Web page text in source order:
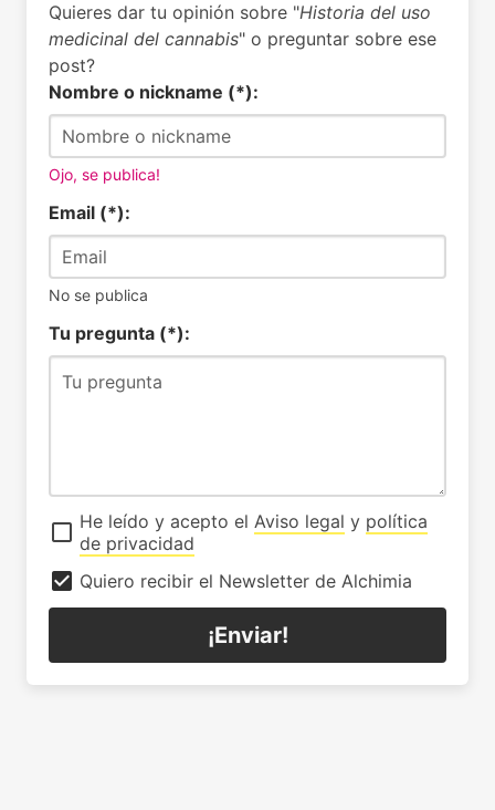
Quieres dar tu opinión sobre "Historia del uso
medicinal del cannabis" o preguntar sobre ese
post?
Nombre o nickname (*):
Ojo, se publica!
Email (*):
No se publica
Tu pregunta (*):
He leído y acepto el Aviso legal y política
de privacidad
Quiero recibir el Newsletter de Alchimia
¡Enviar!